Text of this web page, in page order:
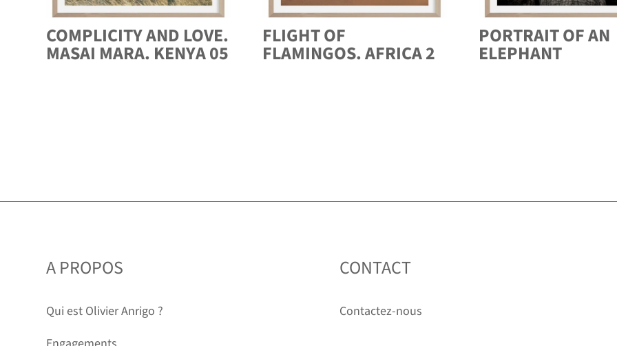
COMPLICITY AND LOVE.
MASAI MARA. KENYA 05
FLIGHT OF
FLAMINGOS. AFRICA 2
PORTRAIT OF AN
ELEPHANT
A PROPOS
Qui est Olivier Anrigo ?
CONTACT
Contactez-nous